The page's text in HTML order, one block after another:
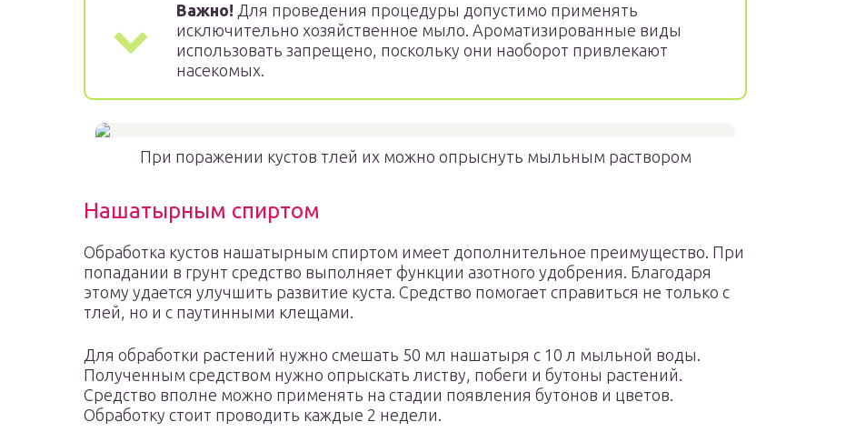
Важно! Для проведения процедуры допустимо применять
исключительно хозяйственное мыло. Ароматизированные виды
использовать запрещено, поскольку они наоборот привлекают
насекомых.
При поражении кустов тлей их можно опрыснуть мыльным раствором
Нашатырным спиртом
Обработка кустов нашатырным спиртом имеет дополнительное преимущество. При
попадании в грунт средство выполняет функции азотного удобрения. Благодаря
этому удается улучшить развитие куста. Средство помогает справиться не только с
тлей, но и с паутинными клещами.
Для обработки растений нужно смешать 50 мл нашатыря с 10 л мыльной воды.
Полученным средством нужно опрыскать листву, побеги и бутоны растений.
Средство вполне можно применять на стадии появления бутонов и цветов.
Обработку стоит проводить каждые 2 недели.